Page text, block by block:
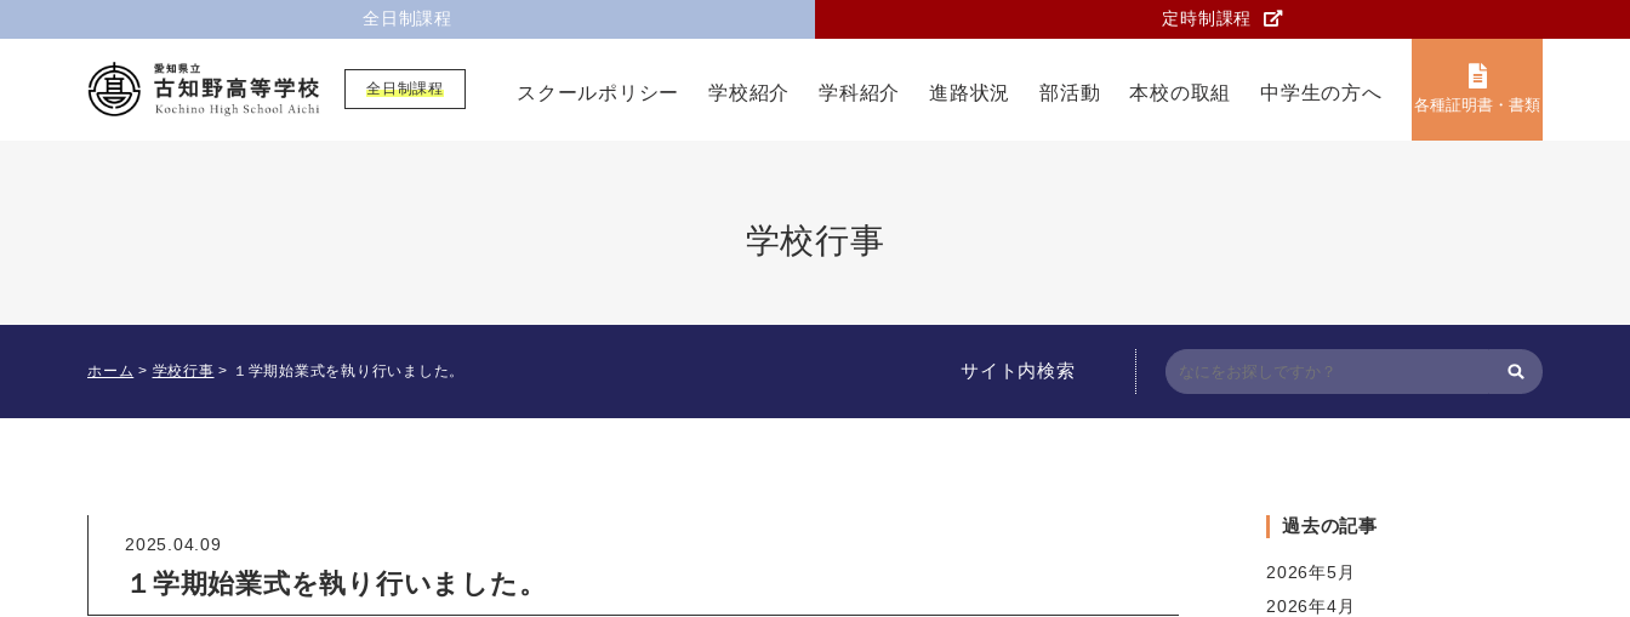
全日制課程 定時制課程
全日制課程 スクールポリシー 学校紹介 学科紹介 進路状況 部活動 本校の取組 中学生の方へ
各種証明書・書類
学校行事
ホーム > 学校行事 > １学期始業式を執り行いました。 サイト内検索
2025.04.09
１学期始業式を執り行いました。
過去の記事
2026年5月
2026年4月